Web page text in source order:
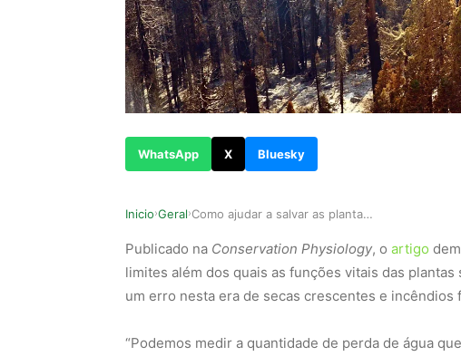
WhatsApp X Bluesky
Inicio›Geral› Como ajudar a salvar as plantas da extinção
Publicado na Conservation Physiology, o artigo
limites além dos quais as funções vitais das
um erro nesta era de secas crescentes e incêndios
“Podemos medir a quantidade de perda de água